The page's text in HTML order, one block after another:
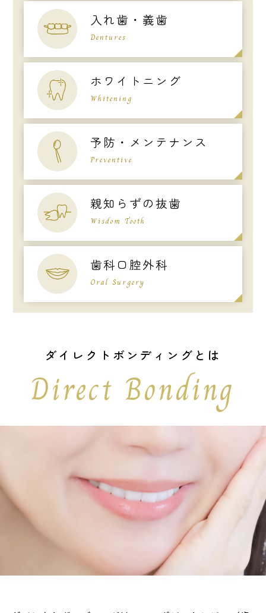
入れ歯・義歯
Dentures
ホワイトニング
Whitening
予防・メンテナンス
Preventive
親知らずの抜歯
Wisdom Tooth
歯科口腔外科
Oral Surgery
ダイレクトボンディングとは
Direct Bonding